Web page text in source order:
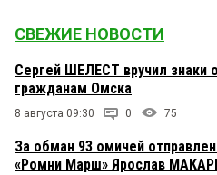
СВЕЖИЕ НОВОСТИ
Сергей ШЕЛЕСТ вручил знаки
гражданам Омска
8 августа 09:30 0 75
За обман 93 омичей
«Ромни Марш» Ярослав